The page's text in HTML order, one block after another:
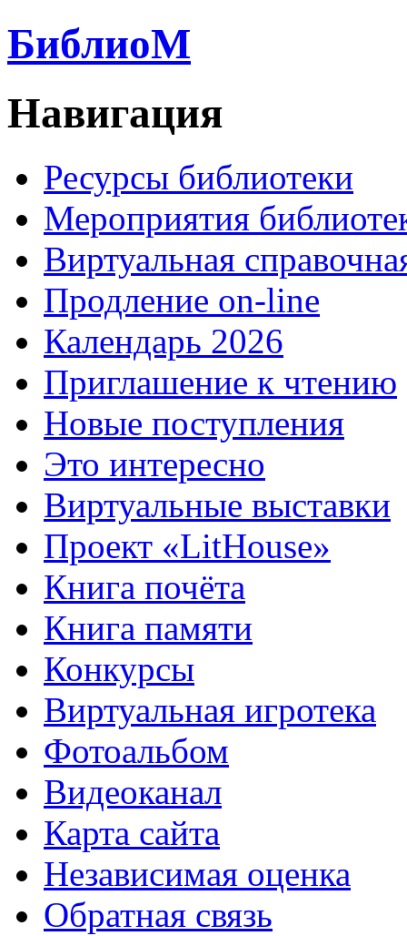
БиблиоМ
Навигация
Ресурсы библиотеки
Мероприятия
Виртуальная
Продление on-line
Календарь 2026
Приглашение к чтению
Новые поступления
Это интересно
Виртуальные выставки
Проект «LitHouse»
Книга почёта
Книга памяти
Конкурсы
Виртуальная игротека
Фотоальбом
Видеоканал
Карта сайта
Независимая оценка
Обратная связь